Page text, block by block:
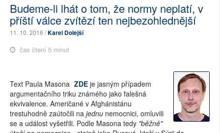
Budeme-li lhát o tom, že normy neplatí, v
příští válce zvítězí ten nejbezohlednější
11. 10. 2016 /Karel Dolejší
čas čtení 5 minut
Text Paula Masona ZDE je jasným případem
argumentačního triku známého jako falešná
ekvivalence. Američané v Afghánistánu
trestuhodně zaútočili na jednu nemocnici, omluvili
se a událost vyšetřili. Podle Masona tedy "běžně"